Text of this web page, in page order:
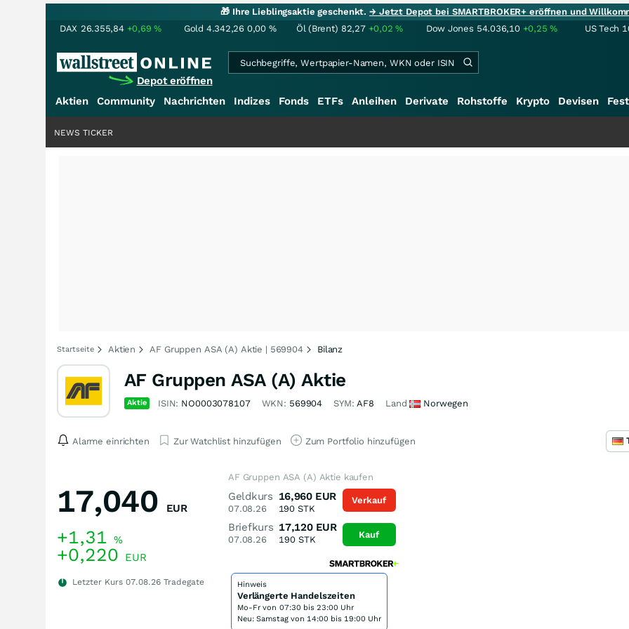
🎁 Ihre Lieblingsaktie geschenkt.→ Jetzt Depot bei SMARTBROKER+ eröffnen und
DAX 26.355,84 +0,69% Gold 4.342,26 0,00 % Öl (Brent) 82,27 +0,02% Dow Jones 54.036,10 +0,25% US Tech
Depot eröffnen
Aktien Community Nachrichten Indizes Fonds ETFs Anleihen Derivate Rohstoffe Krypto Devisen
NEWS TICKER
Startseite Aktien AF Gruppen ASA (A) Aktie | 569904 Bilanz
AF Gruppen ASA (A) Aktie
Aktie ISIN: NO0003078107 WKN: 569904 SYM:AF8 Land Norwegen
Alarme einrichten Zur Watchlist hinzufügen Zum Portfolio hinzufügen
17,040 EUR
+1,31 %
+0,220 EUR
Letzter Kurs 07.08.26 Tradegate
AF Gruppen ASA (A) Aktie kaufen
Geldkurs
07.08.26
16,960 EUR
190 STK
Briefkurs
07.08.26
17,120 EUR
190STK
Verkauf
Kauf
Hinweis
Verlängerte Handelszeiten
Mo-Fr von 07:30 bis 23:00 Uhr
Neu: Samstag von 14:00 bis 19:00 Uhr